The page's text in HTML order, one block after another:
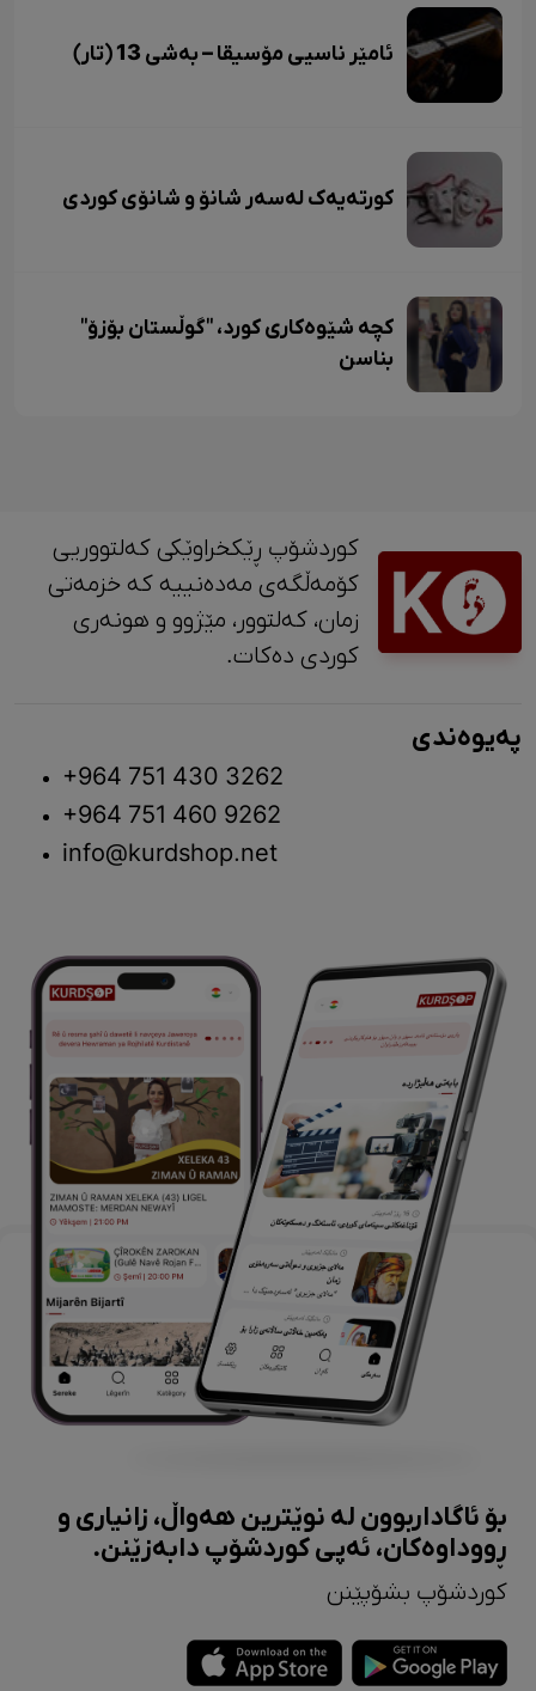
ئامێر ناسیی مۆسیقا – بەشی 13 (تار)
کورتەیەک لەسەر شانۆ و شانۆی کوردی
کچە شێوەکاری کورد، "گوڵستان بۆزۆ"
بناسن
کوردشۆپ ڕێکخراوێکی کەلتووریی
کۆمەڵگەی مەدەنییە کە خزمەتی
زمان، کەلتوور، مێژوو و ‎هونەری
کوردی دەکات.
پەیوەندی
+964 751 430 3262
+964 751 460 9262
info@kurdshop.net
بۆ ئاگاداربوون لە نوێترین هەواڵ، زانیاری و
ڕووداوەکان، ئەپی کوردشۆپ دابەزێنن.
کوردشۆپ بشۆپێنن